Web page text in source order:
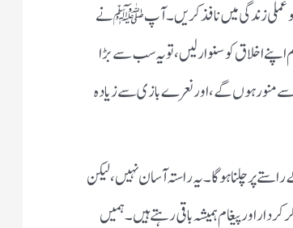
عملی زندگی میں نافذ کریں۔ آپ ﷺ نے
اخلاق کو سنوار لیں، تو یہ سب سے بڑا
منور ہوں گے، اور نعرے بازی سے زیادہ
پر چلنا ہوگا۔ یہ راستہ آسان نہیں، لیکن
کردار اور پیغام ہمیشہ باقی رہتے ہیں۔ ہمیں